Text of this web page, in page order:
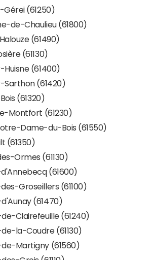
(61250)
de-Chaulieu (61800)
(61490)
(61130)
(61400)
Sarthon (61420)
(61320)
Montfort (61230)
Dame-du-Bois (61550)
(61350)
Ormes (61130)
(61600)
Groseillers (61100)
(61470)
Clairefeuille (61240)
la-Coudre (61130)
Martigny (61560)